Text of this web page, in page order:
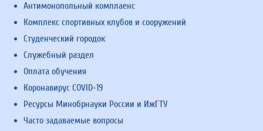
Антимонопольный комплаенс
Комплекс спортивных клубов и сооружений
Студенческий городок
Служебный раздел
Оплата обучения
Коронавирус COVID-19
Ресурсы Минобрнауки России и ИжГТУ
Часто задаваемые вопросы